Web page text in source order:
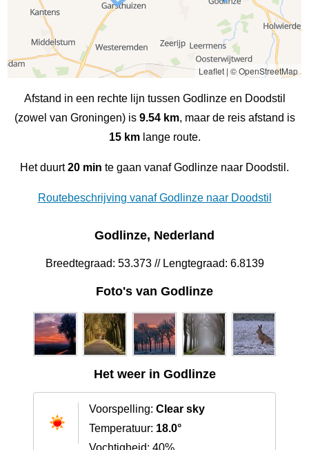
Leaflet| © OpenStreetMap
Afstand in een rechte lijn tussen Godlinze en Doodstil
(zowel van Groningen) is 9.54 km, maar de reis afstand is
15 kmlange route.
Het duurt20 min te gaan vanaf Godlinze naar Doodstil.
Routebeschrijving vanaf Godlinze naar Doodstil
Godlinze, Nederland
Breedtegraad: 53.373 // Lengtegraad: 6.8139
Foto's van Godlinze
Het weer in Godlinze
Voorspelling: Clear sky
Temperatuur: 18.0°